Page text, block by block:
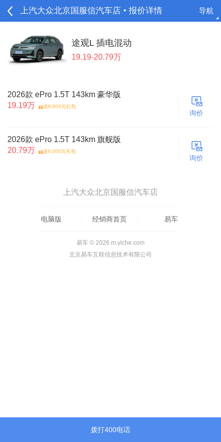
上汽大众北京国服信汽车店 • 报价详情 导航
途观L 插电混动
19.19-20.79万
2026款 ePro 1.5T 143km 豪华版
19.19万
送8,000元礼包
询价
2026款 ePro 1.5T 143km 旗舰版
20.79万
送8,000元礼包
询价
拨打400电话
上汽大众北京国服信汽车店
电脑版 经销商首页 易车
易车 © 2026 m.yiche.com
北京易车互联信息技术有限公司